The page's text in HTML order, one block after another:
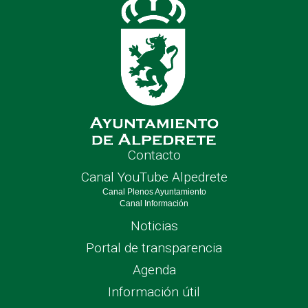
Contacto
Canal YouTube Alpedrete
Canal Plenos Ayuntamiento
Canal Información
Noticias
Portal de transparencia
Agenda
Información útil